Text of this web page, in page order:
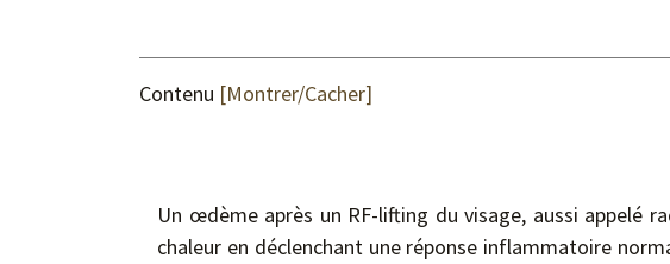
Contenu [Montrer/Cacher]
Un œdème après un RF-lifting du visage, aussi appelé
chaleur en déclenchant une réponse inflammatoire